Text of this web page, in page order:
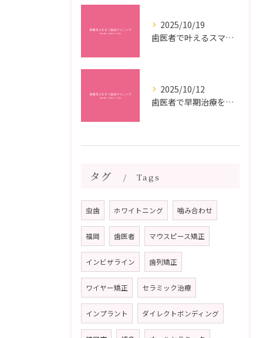
2025/10/19
歯医者で叶えるスマイルメイクオーバーなら福岡県福岡市博多区博多駅前の最新矯正治療解説
2025/10/12
歯医者で早期治療を受けるメリットと虫歯悪化を防ぐ最短ステップ
タグ Tags
虫歯 ホワイトニング 噛み合わせ
福岡 歯医者 マウスピース矯正
インビザライン 歯列矯正
ワイヤー矯正 セラミック治療
インプラント ダイレクトボンディング